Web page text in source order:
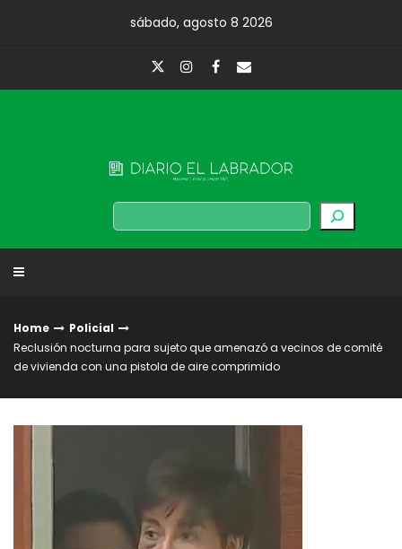
sábado, agosto 8 2026
Buscar
Home
Policial
Reclusión nocturna para sujeto que amenazó a vecinos de comité
de vivienda con una pistola de aire comprimido